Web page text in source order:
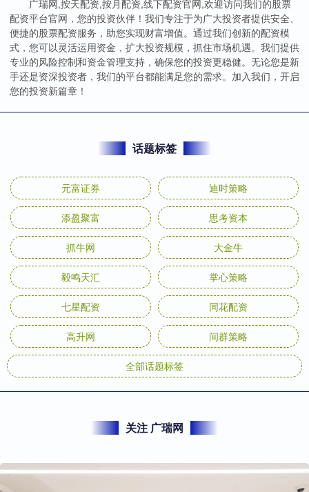
广瑞网,按天配资,按月配资,线下配资官网,欢迎访问我们的股票
配资平台官网，您的投资伙伴！我们专注于为广大投资者提供安全、
便捷的股票配资服务，助您实现财富增值。通过我们创新的配资模
式，您可以灵活运用资金，扩大投资规模，抓住市场机遇。我们提供
专业的风险控制和资金管理支持，确保您的投资更稳健。无论您是新
手还是资深投资者，我们的平台都能满足您的需求。加入我们，开启
您的投资新篇章！
话题标签
元富证券 迪时策略
添盈聚富 思考资本
抓牛网 大金牛
毅鸣天汇 掌心策略
七星配资 同花配资
高升网 间群策略
全部话题标签
关注 广瑞网